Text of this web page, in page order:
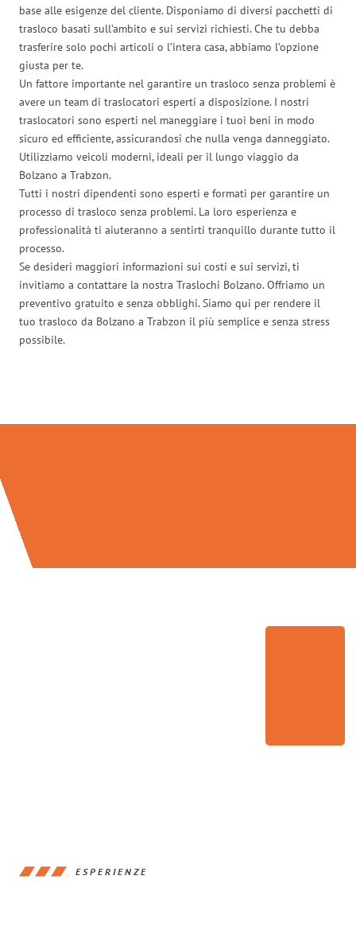
base alle esigenze del cliente. Disponiamo di diversi pacchetti di
trasloco basati sull’ambito e sui servizi richiesti. Che tu debba
trasferire solo pochi articoli o l’intera casa, abbiamo l’opzione
giusta per te.
Un fattore importante nel garantire un trasloco senza problemi è
avere un team di traslocatori esperti a disposizione. I nostri
traslocatori sono esperti nel maneggiare i tuoi beni in modo
sicuro ed efficiente, assicurandosi che nulla venga danneggiato.
Utilizziamo veicoli moderni, ideali per il lungo viaggio da
Bolzano a Trabzon.
Tutti i nostri dipendenti sono esperti e formati per garantire un
processo di trasloco senza problemi. La loro esperienza e
professionalità ti aiuteranno a sentirti tranquillo durante tutto il
processo.
Se desideri maggiori informazioni sui costi e sui servizi, ti
invitiamo a contattare la nostra Traslochi Bolzano. Offriamo un
preventivo gratuito e senza obblighi. Siamo qui per rendere il
tuo trasloco da Bolzano a Trabzon il più semplice e senza stress
possibile.
ESPERIENZE